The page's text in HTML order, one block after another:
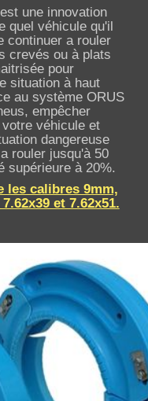
une innovation
quel véhicule qu'il
continuer a rouler
crevés ou à plats
pour
situation à haut
au système ORUS
empêcher
votre véhicule et
dangereuse
rouler jusqu'à 50
supérieure à 20%.
les calibres 9mm,
et 7.62x51.